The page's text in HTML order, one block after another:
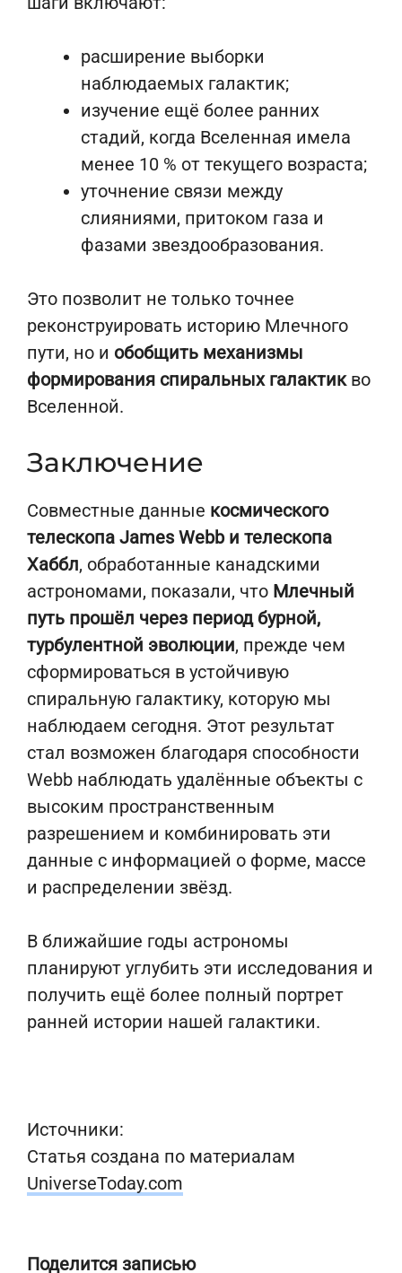
расширение выборки
наблюдаемых галактик;
изучение ещё более ранних
стадий, когда Вселенная имела
менее 10 % от текущего возраста;
уточнение связи между
слияниями, притоком газа и
фазами звездообразования.
Это позволит не только точнее
реконструировать историю Млечного
пути, но и обобщить механизмы
формирования спиральных галактикво
Вселенной.
Заключение
Совместные данные космического
телескопа James Webb и телескопа
Хаббл, обработанные канадскими
астрономами, показали, что Млечный
путь прошёл через период бурной,
турбулентной эволюции, прежде чем
сформироваться в устойчивую
спиральную галактику, которую мы
наблюдаем сегодня. Этот результат
стал возможен благодаря способности
Webb наблюдать удалённые объекты с
высоким пространственным
разрешением и комбинировать эти
данные с информацией о форме, массе
и распределении звёзд.
В ближайшие годы астрономы
планируют углубить эти исследования и
получить ещё более полный портрет
ранней истории нашей галактики.
Источники:
Статья создана по материалам
UniverseToday.com
Поделится записью